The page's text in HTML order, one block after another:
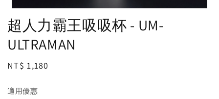
超人力霸王吸吸杯 - UM-
ULTRAMAN
Regular
NT$ 1,180
適用優惠